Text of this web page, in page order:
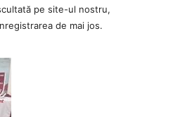
pe site-ul nostru,
de mai jos.